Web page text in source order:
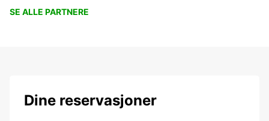
SE ALLE PARTNERE
Dine reservasjoner